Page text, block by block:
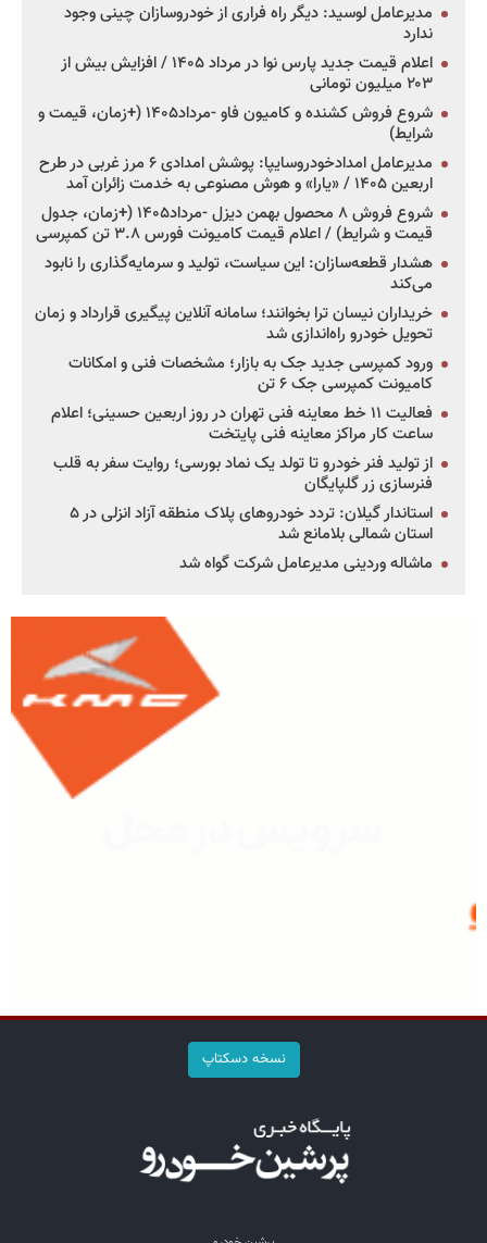
مدیرعامل لوسید: دیگر راه فراری از خودروسازان چینی وجود
ندارد
اعلام قیمت جدید پارس نوا در مرداد ۱۴۰۵ / افزایش بیش از
۲۰۳ میلیون تومانی
شروع فروش کشنده و کامیون فاو -مرداد۱۴۰۵ (+زمان، قیمت و
شرایط)
مدیرعامل امدادخودروسایپا: پوشش امدادی ۶ مرز غربی در طرح
اربعین ۱۴۰۵ / «یارا» و هوش مصنوعی به خدمت زائران آمد
شروع فروش ۸ محصول بهمن دیزل -مرداد۱۴۰۵ (+زمان، جدول
قیمت و شرایط) / اعلام قیمت کامیونت فورس ۳.۸ تن کمپرسی
هشدار قطعه‌سازان: این سیاست، تولید و سرمایه‌گذاری را نابود
می‌کند
خریداران نیسان ترا بخوانند؛ سامانه آنلاین پیگیری قرارداد و زمان
تحویل خودرو راه‌اندازی شد
ورود کمپرسی جدید جک به بازار؛ مشخصات فنی و امکانات
کامیونت کمپرسی جک ۶ تن
فعالیت ۱۱ خط معاینه فنی تهران در روز اربعین حسینی؛ اعلام
ساعت کار مراکز معاینه فنی پایتخت
از تولید فنر خودرو تا تولد یک نماد بورسی؛ روایت سفر به قلب
فنرسازی زر گلپایگان
استاندار گیلان: تردد خودروهای پلاک منطقه آزاد انزلی در ۵
استان شمالی بلامانع شد
ماشاله وردینی مدیرعامل شرکت گواه شد
نسخه دسکتاپ